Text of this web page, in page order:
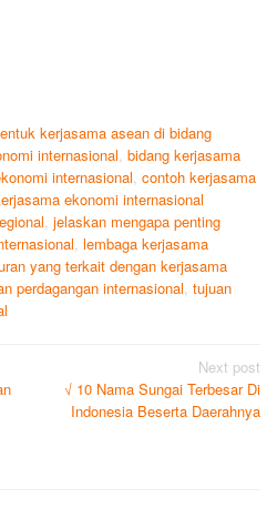
kerjasama asean di bidang
internasional, bidang kerjasama
internasional, contoh kerjasama
ekonomi internasional
, jelaskan mengapa penting
, lembaga kerjasama
yang terkait dengan kerjasama
perdagangan internasional, tujuan
Next post
√ 10 Nama Sungai Terbesar Di
Indonesia Beserta Daerahnya